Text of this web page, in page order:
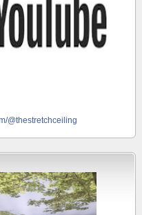
@thestretchceiling